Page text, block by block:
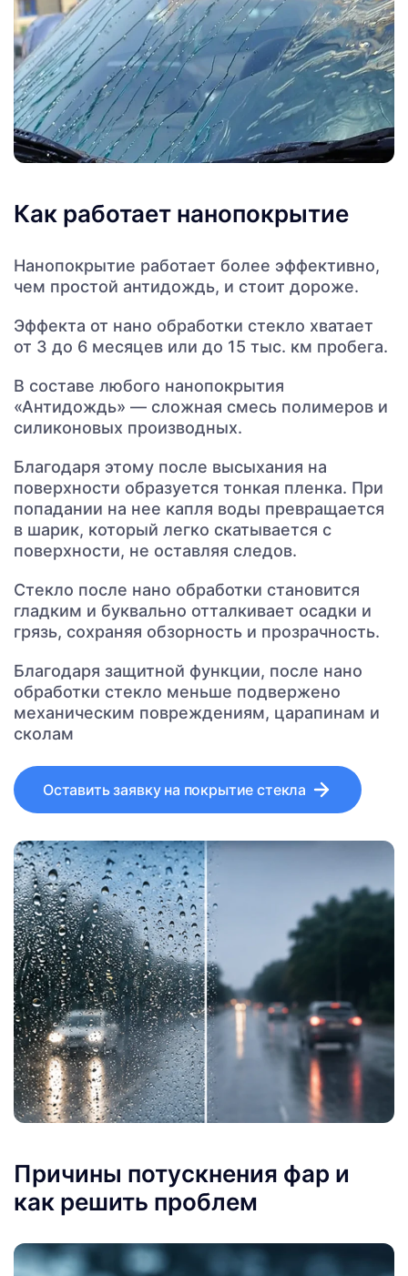
Как работает нанопокрытие
Нанопокрытие работает более эффективно,
чем простой антидождь, и стоит дороже.
Эффекта от нано обработки стекло хватает
от 3 до 6 месяцев или до 15 тыс. км пробега.
В составе любого нанопокрытия
«Антидождь» — сложная смесь полимеров и
силиконовых производных.
Благодаря этому после высыхания на
поверхности образуется тонкая пленка. При
попадании на нее капля воды превращается
в шарик, который легко скатывается с
поверхности, не оставляя следов.
Стекло после нано обработки становится
гладким и буквально отталкивает осадки и
грязь, сохраняя обзорность и прозрачность.
Благодаря защитной функции, после нано
обработки стекло меньше подвержено
механическим повреждениям, царапинам и
сколам
Оставить заявку на покрытие стекла
Причины потускнения фар и
как решить проблем